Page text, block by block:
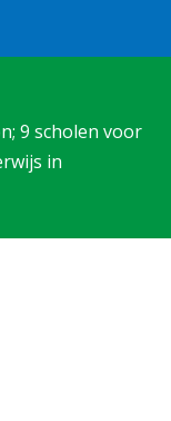
9 scholen voor
in